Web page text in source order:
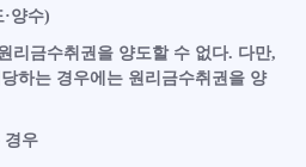
양수)
리금수취권을 양도할 수 없다. 다만,
하는 경우에는 원리금수취권을 양
경우